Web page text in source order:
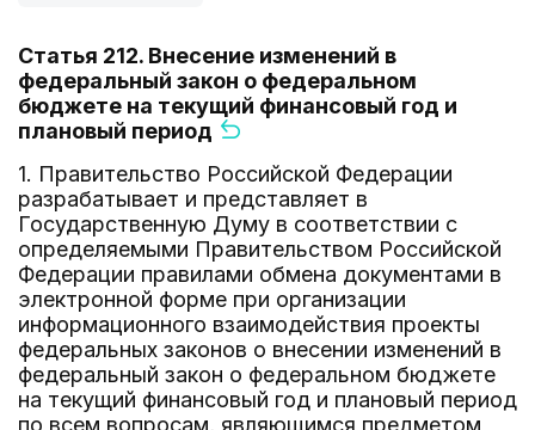
Статья 212. Внесение изменений в
федеральный закон о федеральном
бюджете на текущий финансовый год и
плановый период
1. Правительство Российской Федерации
разрабатывает и представляет в
Государственную Думу в соответствии с
определяемыми Правительством Российской
Федерации правилами обмена документами в
электронной форме при организации
информационного взаимодействия проекты
федеральных законов о внесении изменений в
федеральный закон о федеральном бюджете
на текущий финансовый год и плановый период
по всем вопросам, являющимся предметом